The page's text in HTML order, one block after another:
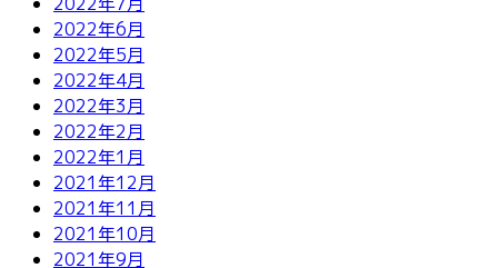
2022年6月
2022年5月
2022年4月
2022年3月
2022年2月
2022年1月
2021年12月
2021年11月
2021年10月
2021年9月